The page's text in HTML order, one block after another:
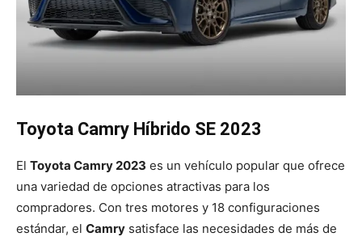
Toyota Camry Híbrido SE 2023
El Toyota Camry 2023 es un vehículo popular que ofrece
una variedad de opciones atractivas para los
compradores. Con tres motores y 18 configuraciones
estándar, el Camry satisface las necesidades de más de